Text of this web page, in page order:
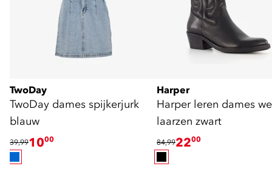
TwoDay
TwoDay dames spijkerjurk
blauw
39,991000
Harper
Harper leren dames
laarzen zwart
84,992200